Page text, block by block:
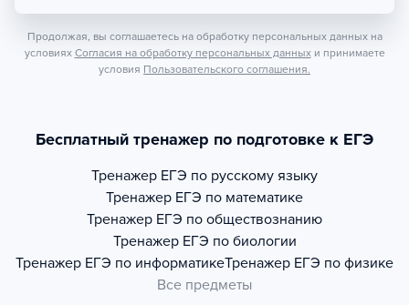
Продолжая, вы соглашаетесь на обработку персональных данных на
условиях Согласия на обработку персональных данных и принимаете
условия Пользовательского соглашения.
Бесплатный тренажер по подготовке к ЕГЭ
Тренажер ЕГЭ по русскому языку
Тренажер ЕГЭ по математике
Тренажер ЕГЭ по обществознанию
Тренажер ЕГЭ по биологии
Тренажер ЕГЭ по информатикеТренажер ЕГЭ по физике
Все предметы